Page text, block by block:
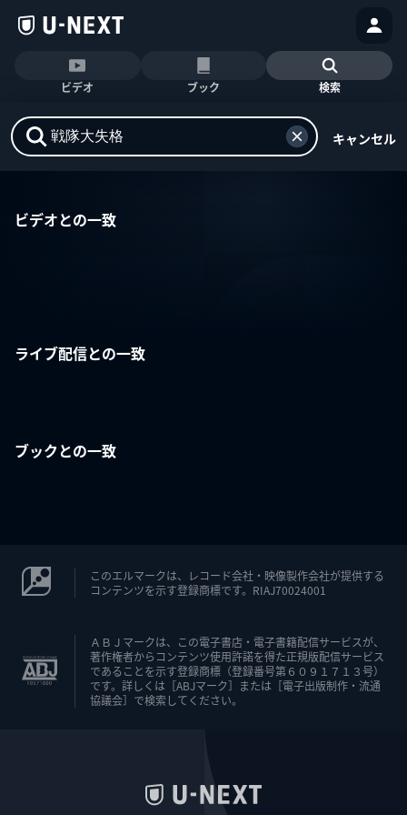
ビデオ ブック 検索
キャンセル
ビデオとの一致
ライブ配信との一致
ブックとの一致
このエルマークは、レコード会社・映像製作会社が提供する
コンテンツを示す登録商標です。RIAJ70024001
ＡＢＪマークは、この電子書店・電子書籍配信サービスが、
著作権者からコンテンツ使用許諾を得た正規版配信サービス
であることを示す登録商標（登録番号第６０９１７１３号）
です。詳しくは［ABJマーク］または［電子出版制作・流通
協議会］で検索してください。